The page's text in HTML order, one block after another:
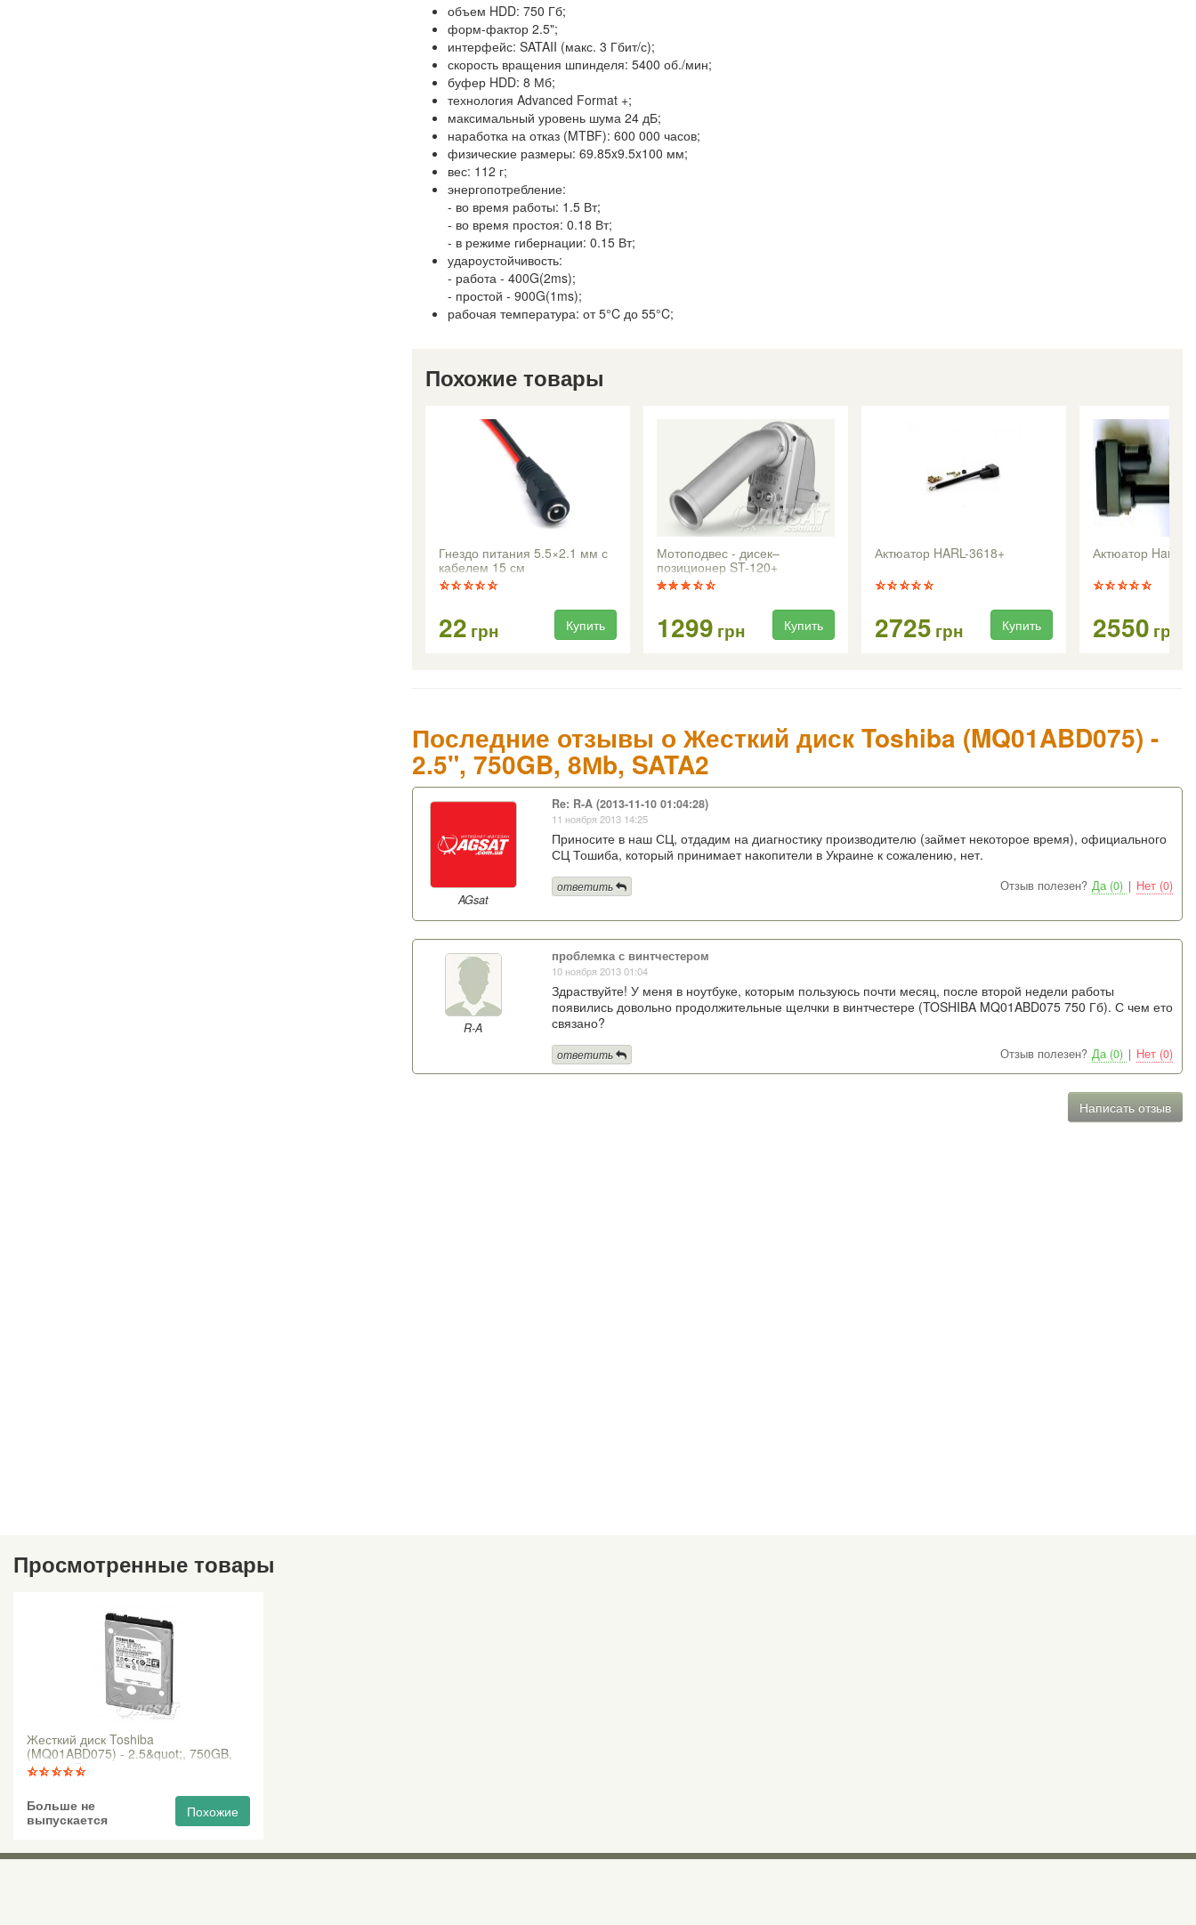
объем HDD: 750 Гб;
форм-фактор 2.5";
интерфейс: SATAII (макс. 3 Гбит/с);
скорость вращения шпинделя: 5400 об./мин;
буфер HDD: 8 Мб;
технология Advanced Format +;
максимальный уровень шума 24 дБ;
наработка на отказ (MTBF): 600 000 часов;
физические размеры: 69.85x9.5x100 мм;
вес: 112 г;
энергопотребление:
- во время работы: 1.5 Вт;
- во время простоя: 0.18 Вт;
- в режиме гибернации: 0.15 Вт;
удароустойчивость:
- работа - 400G(2ms);
- простой - 900G(1ms);
рабочая температура: от 5°C до 55°C;
Похожие товары
Гнездо питания 5.5×2.1 мм с
кабелем 15 см
22 грн Купить
Мотоподвес - дисек–
позиционер ST-120+
1299 грн Купить
Актюатор HARL-3618+
2725 грн Купить
Актюатор Harl
2550 грн
Последние отзывы о Жесткий диск Toshiba (MQ01ABD075) -
2.5", 750GB, 8Мb, SATA2
AGsat
Re: R-A (2013-11-10 01:04:28)
11 ноября 2013 14:25
Приносите в наш СЦ, отдадим на диагностику производителю (займет некоторое время), официального
СЦ Тошиба, который принимает накопители в Украине к сожалению, нет.
Отзыв полезен? Да (0) | Нет (0)
ответить
R-A
проблемка с винтчестером
10 ноября 2013 01:04
Здраствуйте! У меня в ноутбуке, которым пользуюсь почти месяц, после второй недели работы
появились довольно продолжительные щелчки в винтчестере (TOSHIBA MQ01ABD075 750 Гб). С чем ето
связано?
Отзыв полезен? Да (0) | Нет (0)
ответить
Написать отзыв
Просмотренные товары
Жесткий диск Toshiba
(MQ01ABD075) - 2.5&quot;, 750GB,
8Мb, SATA2
Больше не
выпускается
Похожие